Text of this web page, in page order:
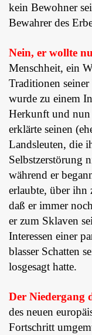
kein Bewohner
Bewahrer des
Nein, er wollte
Menschheit, ein
Traditionen
wurde zu einem
Herkunft und nun
erklärte seinen
Landsleuten, die
Selbstzerstörung
während er
erlaubte, über ihn
daß er immer
er zum Sklaven
Interessen einer
blasser Schatten
losgesagt hatte.
Der Niedergang
des neuen
Fortschritt